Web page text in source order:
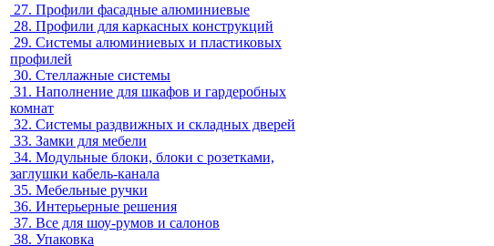
27. Профили фасадные алюминиевые
28. Профили для каркасных конструкций
29. Системы алюминиевых и пластиковых
профилей
30. Стеллажные системы
31. Наполнение для шкафов и гардеробных
комнат
32. Системы раздвижных и складных дверей
33. Замки для мебели
34. Модульные блоки, блоки с розетками,
заглушки кабель-канала
35. Мебельные ручки
36. Интерьерные решения
37. Все для шоу-румов и салонов
38. Упаковка